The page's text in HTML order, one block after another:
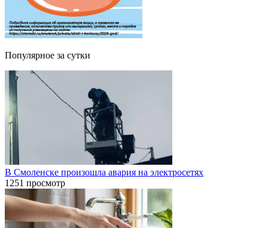
Популярное за сутки
В Смоленске произошла авария на электросетях
1251 просмотр